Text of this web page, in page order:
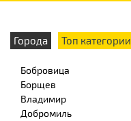
Города Топ категории
Бобровица
Борщев
Владимир
Добромиль